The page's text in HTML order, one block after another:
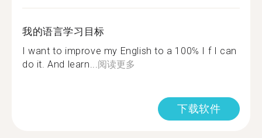
我的语言学习目标
I want to improve my English to a 100℅ I f I can
do it. And learn...阅读更多
下载软件